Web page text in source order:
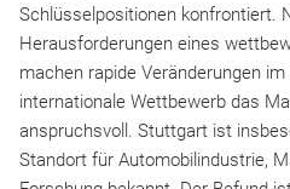
Schlüsselpositionen konfrontiert.
Herausforderungen eines
machen rapide Veränderungen
internationale Wettbewerb das
anspruchsvoll. Stuttgart ist
Standort für Automobilindustrie,